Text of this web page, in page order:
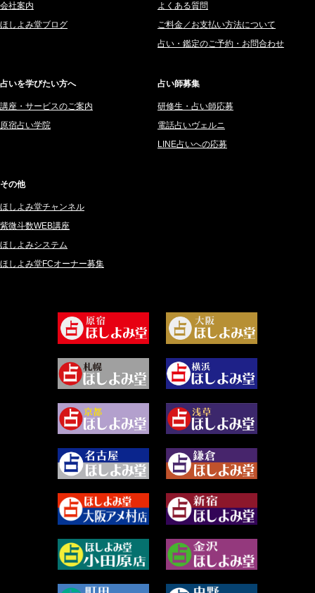
紫村 明世 (34)
サーペント (92)
さてら (94)
桜望巴千 (270)
綺咲みゆき (22)
比呂 酒井 (59)
ロザリン (157)
坂宮 鈴果 (82)
尾羽奈美海 (95)
藻那ムール (2)
白丸モカ (180)
水浅葱 旬時 (150)
阿佐霧 峰麿 (37)
源 彩乃 (65)
美月マーシャ (211)
芽百マミム (737)
真巳華 - Mamika - (267)
プラタ 真寿 (164)
紅月Luru (4)
2025年8月 (182)
2024年12月 (57)
2024年11月 (38)
2024年10月 (36)
2024年9月 (39)
2024年8月 (45)
2024年5月 (92)
2024年3月 (49)
2024年2月 (40)
2024年1月 (63)
2023年12月 (86)
2023年11月 (67)
2023年10月 (36)
2023年9月 (37)
2023年8月 (46)
2023年7月 (59)
2023年6月 (73)
2023年5月 (67)
会社案内
ほしよみ堂ブログ
よくある質問
ご料金／お支払い方法について
占い・鑑定のご予約・お問合わせ
占いを学びたい方へ
講座・サービスのご案内
原宿占い学院
占い師募集
研修生・占い師応募
電話占いヴェルニ
LINE占いへの応募
その他
ほしよみ堂チャンネル
紫微斗数WEB講座
ほしよみシステム
ほしよみ堂FCオーナー募集